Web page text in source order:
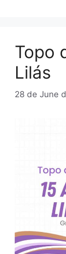
Topo
Lilás
28 de June